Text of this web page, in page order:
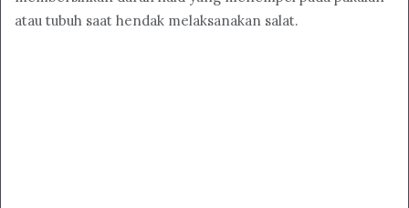
atau tubuh saat hendak melaksanakan salat.